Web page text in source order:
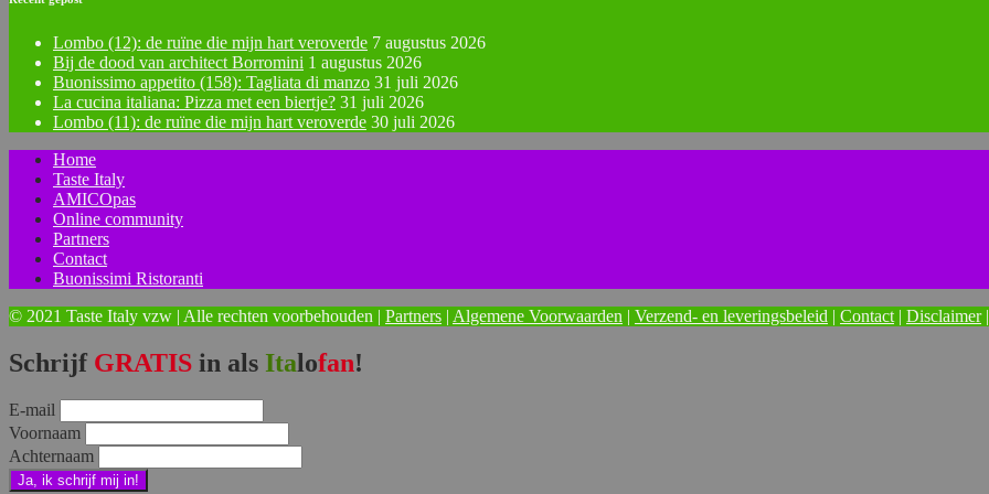
Lombo (12): de ruïne die mijn hart veroverde 7 augustus 2026
Bij de dood van architect Borromini 1 augustus 2026
Buonissimo appetito (158): Tagliata di manzo 31 juli 2026
La cucina italiana: Pizza met een biertje? 31 juli 2026
Lombo (11): de ruïne die mijn hart veroverde 30 juli 2026
Home
Taste Italy
AMICOpas
Online community
Partners
Contact
Buonissimi Ristoranti
© 2021 Taste Italy vzw | Alle rechten voorbehouden | Partners | Algemene Voorwaarden | Verzend- en leveringsbeleid | Contact | Disclaimer|
Schrijf GRATIS in als Italofan!
E-mail
Voornaam
Achternaam